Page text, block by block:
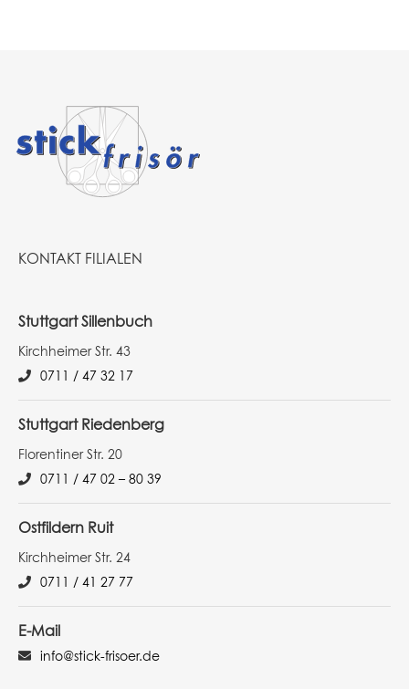
KONTAKT FILIALEN
Stuttgart Sillenbuch
Kirchheimer Str. 43
0711 / 47 32 17
Stuttgart Riedenberg
Florentiner Str. 20
0711 / 47 02 – 80 39
Ostfildern Ruit
Kirchheimer Str. 24
0711 / 41 27 77
E-Mail
info@stick-frisoer.de